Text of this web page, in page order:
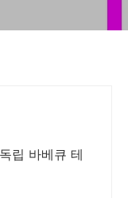
립 바베큐 테